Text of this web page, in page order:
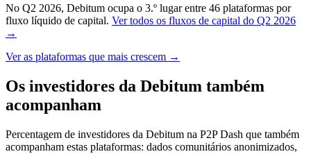
No Q2 2026, Debitum ocupa o 3.º lugar entre 46 plataformas por
fluxo líquido de capital. Ver todos os fluxos de capital do Q2 2026
→
Ver as plataformas que mais crescem →
Os investidores da Debitum também
acompanham
Percentagem de investidores da Debitum na P2P Dash que também
acompanham estas plataformas: dados comunitários anonimizados,